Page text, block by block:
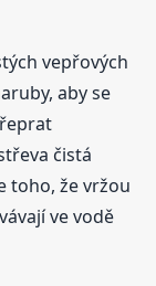
vepřových
aby se
čistá
toho, že vržou
ve vodě